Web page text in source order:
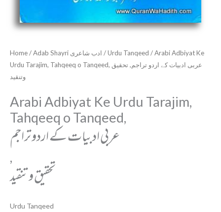
Home/ Adab Shayri ادب شاعری /Urdu Tanqeed / Arabi Adbiyat Ke
Urdu Tarajim, Tahqeeq o Tanqeed, عربی ادبیات کے اردو تراجم, تحقیق
وتنقید
Arabi Adbiyat Ke Urdu Tarajim,
Tahqeeq o Tanqeed,
عربی ادبیات کے اردو تراجم
,
تحقیق وتنقید
Urdu Tanqeed